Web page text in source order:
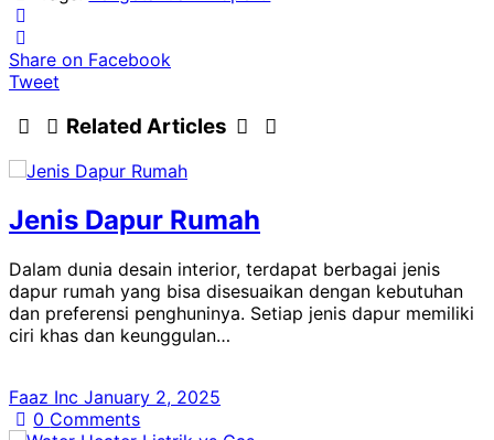
Share on Facebook
Tweet
Related Articles
Jenis Dapur Rumah
Dalam dunia desain interior, terdapat berbagai jenis
dapur rumah yang bisa disesuaikan dengan kebutuhan
dan preferensi penghuninya. Setiap jenis dapur memiliki
ciri khas dan keunggulan…
Faaz Inc January 2, 2025
0 Comments